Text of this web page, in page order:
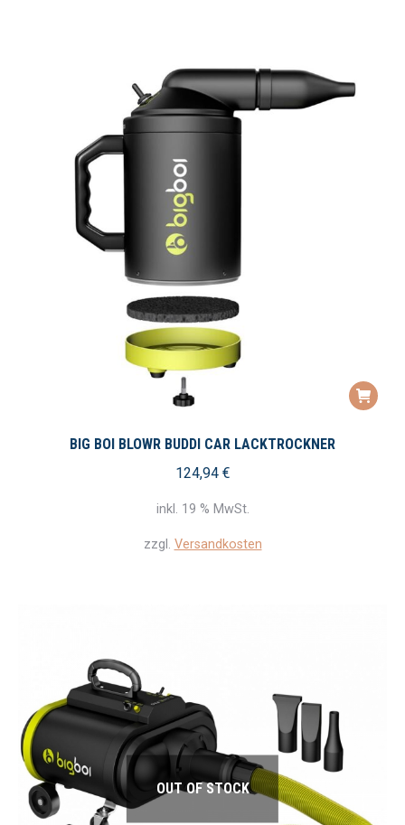
BIG BOI BLOWR BUDDI CAR LACKTROCKNER
124,94 €
inkl. 19 % MwSt.
zzgl. Versandkosten
OUT OF STOCK